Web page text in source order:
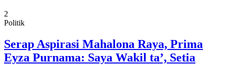
2
Politik
Serap Aspirasi Mahalona Raya, Prima
Eyza Purnama: Saya Wakil ta’, Setia